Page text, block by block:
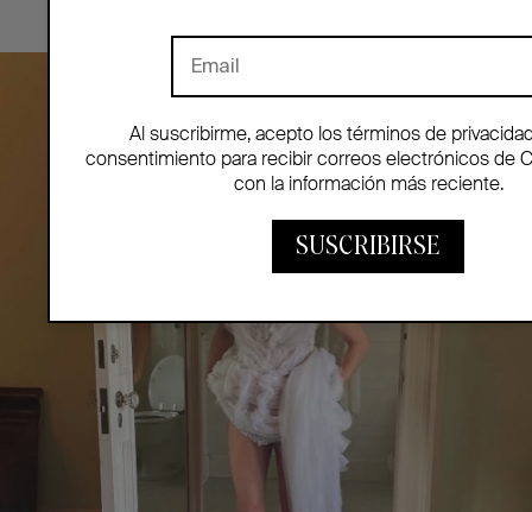
Al suscribirme, acepto los términos de
consentimiento para recibir correos electrónicos de
con la información más reciente.
SUSCRIBIRSE